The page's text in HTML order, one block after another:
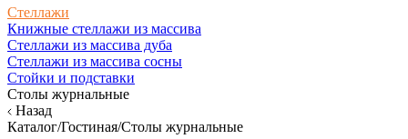
Стеллажи
Книжные стеллажи из массива
Стеллажи из массива дуба
Стеллажи из массива сосны
Стойки и подставки
Столы журнальные
Назад
Каталог/Гостиная/Столы журнальные